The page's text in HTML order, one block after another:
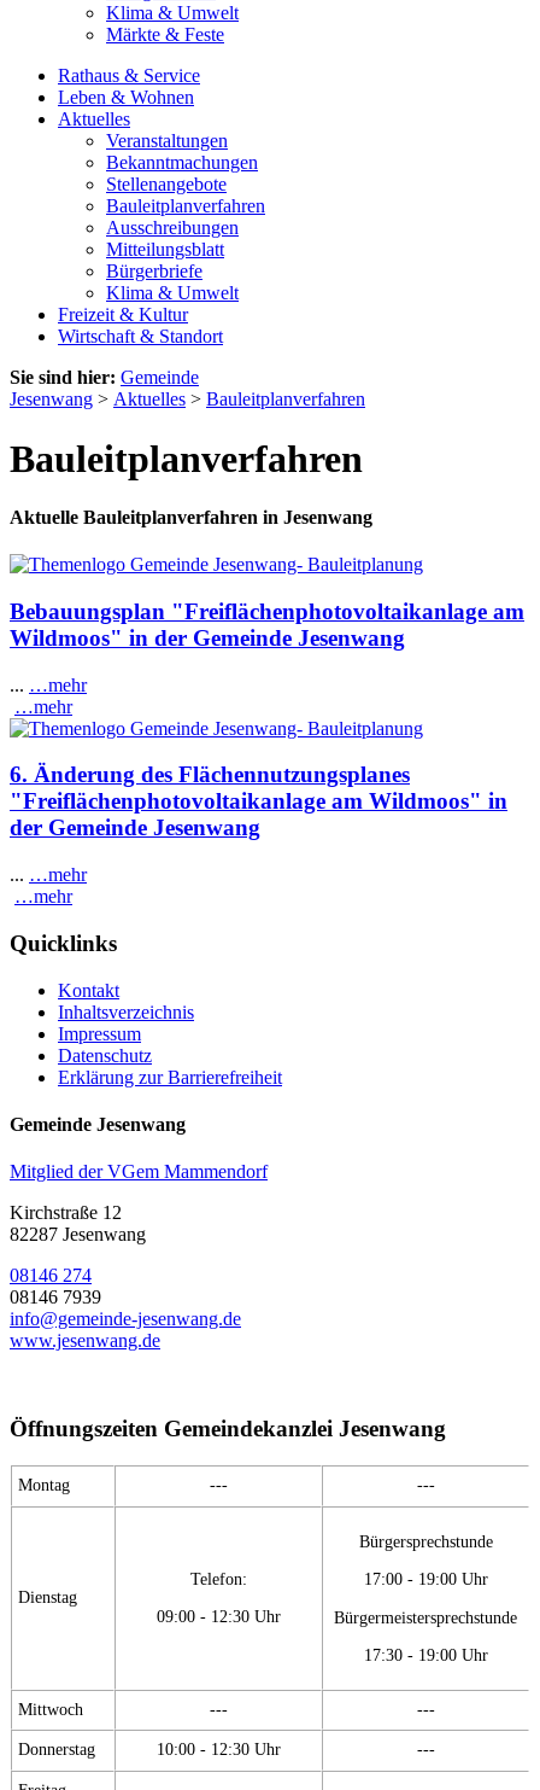
Klima & Umwelt
Märkte & Feste
Rathaus & Service
Leben & Wohnen
Aktuelles
Veranstaltungen
Bekanntmachungen
Stellenangebote
Bauleitplanverfahren
Ausschreibungen
Mitteilungsblatt
Bürgerbriefe
Klima & Umwelt
Freizeit & Kultur
Wirtschaft & Standort
Sie sind hier: Gemeinde
Jesenwang > Aktuelles > Bauleitplanverfahren
Bauleitplanverfahren
Aktuelle Bauleitplanverfahren in Jesenwang
Bebauungsplan "Freiflächenphotovoltaikanlage am
Wildmoos" in der Gemeinde Jesenwang
... …mehr
…mehr
6. Änderung des Flächennutzungsplanes
"Freiflächenphotovoltaikanlage am Wildmoos" in
der Gemeinde Jesenwang
... …mehr
…mehr
Quicklinks
Kontakt
Inhaltsverzeichnis
Impressum
Datenschutz
Erklärung zur Barrierefreiheit
Gemeinde Jesenwang
Mitglied der VGem Mammendorf
Kirchstraße 12
82287 Jesenwang
08146 274
08146 7939
info@gemeinde-jesenwang.de
www.jesenwang.de
Öffnungszeiten Gemeindekanzlei Jesenwang
Montag --- ---
Dienstag
Telefon:
09:00 - 12:30 Uhr
Bürgersprechstunde
17:00 - 19:00 Uhr
Bürgermeistersprechstunde
17:30 - 19:00 Uhr
Mittwoch --- ---
Donnerstag 10:00 - 12:30 Uhr ---